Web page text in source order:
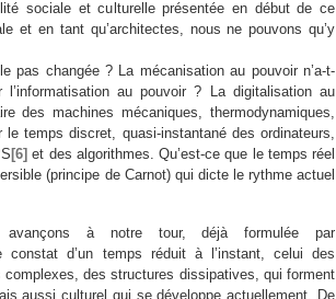
sociale et culturelle présentée en début de ce
et en tant qu’architectes, nous ne pouvons qu’y
pas changée ? La mécanisation au pouvoir n’a-t-
au pouvoir ? La digitalisation au
des machines mécaniques, thermodynamiques,
le temps discret, quasi-instantané des ordinateurs,
[6] et des algorithmes. Qu’est-ce que le temps réel
(principe de Carnot) qui dicte le rythme actuel
avançons à notre tour, déjà formulée par
constat d’un temps réduit à l’instant, celui des
des structures dissipatives, qui forment
aussi culturel qui se développe actuellement. De